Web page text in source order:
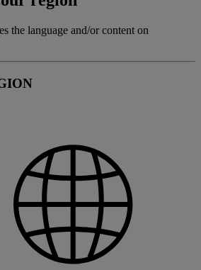
the language and/or content on